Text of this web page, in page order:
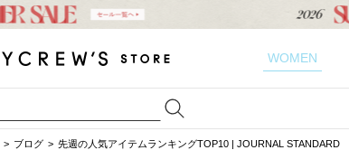
WOMEN
ブログ 先週の人気アイテムランキングTOP10 | JOURNAL STANDARD